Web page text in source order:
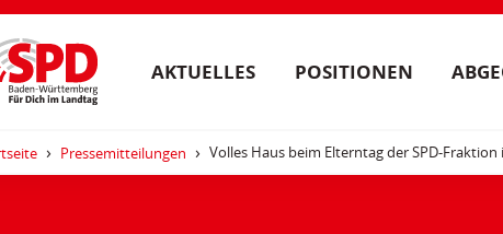
AKTUELLES POSITIONEN
Pressemitteilungen Volles Haus beim Elterntag der SPD-